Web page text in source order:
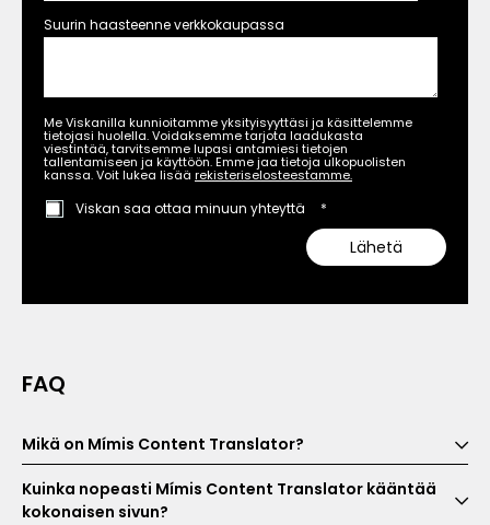
Suurin haasteenne verkkokaupassa
Me Viskanilla kunnioitamme yksityisyyttäsi ja käsittelemme
tietojasi huolella. Voidaksemme tarjota laadukasta
viestintää, tarvitsemme lupasi antamiesi tietojen
tallentamiseen ja käyttöön. Emme jaa tietoja ulkopuolisten
kanssa. Voit lukea lisää rekisteriselosteestamme.
Viskan saa ottaa minuun yhteyttä *
FAQ
Mikä on Mímis Content Translator?
Kuinka nopeasti Mímis Content Translator kääntää
kokonaisen sivun?